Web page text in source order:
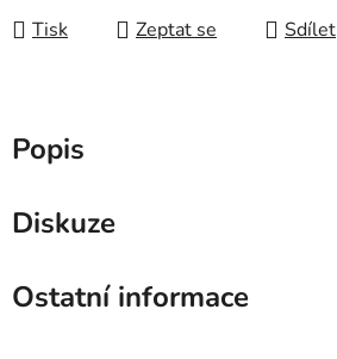
Tisk Zeptat se Sdílet
Popis
Diskuze
Ostatní informace